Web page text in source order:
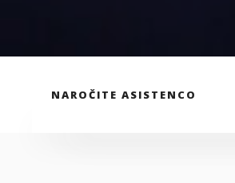
NAROČITE ASISTENCO